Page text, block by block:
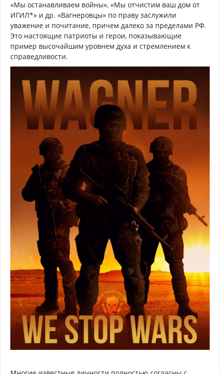
«Мы останавливаем войны», «Мы отчистим ваш дом от
ИГИЛ*» и др. «Вагнеровцы» по праву заслужили
уважение и почитание, причем далеко за пределами РФ.
Это настоящие патриоты и герои, показывающие
пример высочайшим уровнем духа и стремлением к
справедливости.